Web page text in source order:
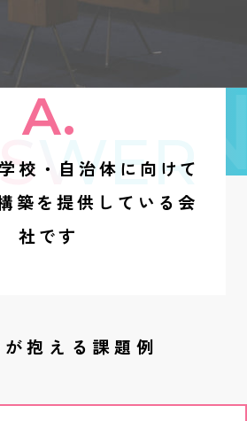
Q1
ってどんな会社？
A.
校・自治体に向けて
築を提供している会
社です
抱える課題例